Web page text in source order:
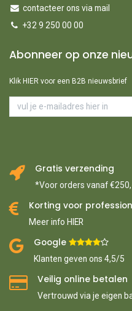
contacteer ons via mail
+32 9 250 00 00
Abonneer op onze
Klik HIER voor een B2B nieuwsbrief
Gratis verzending
*Voor orders vanaf
Korting voor
Meer info HIER
Google ​
Klanten geven ons 4,5/5
Veilig online betalen
Vertrouwd via je eigen